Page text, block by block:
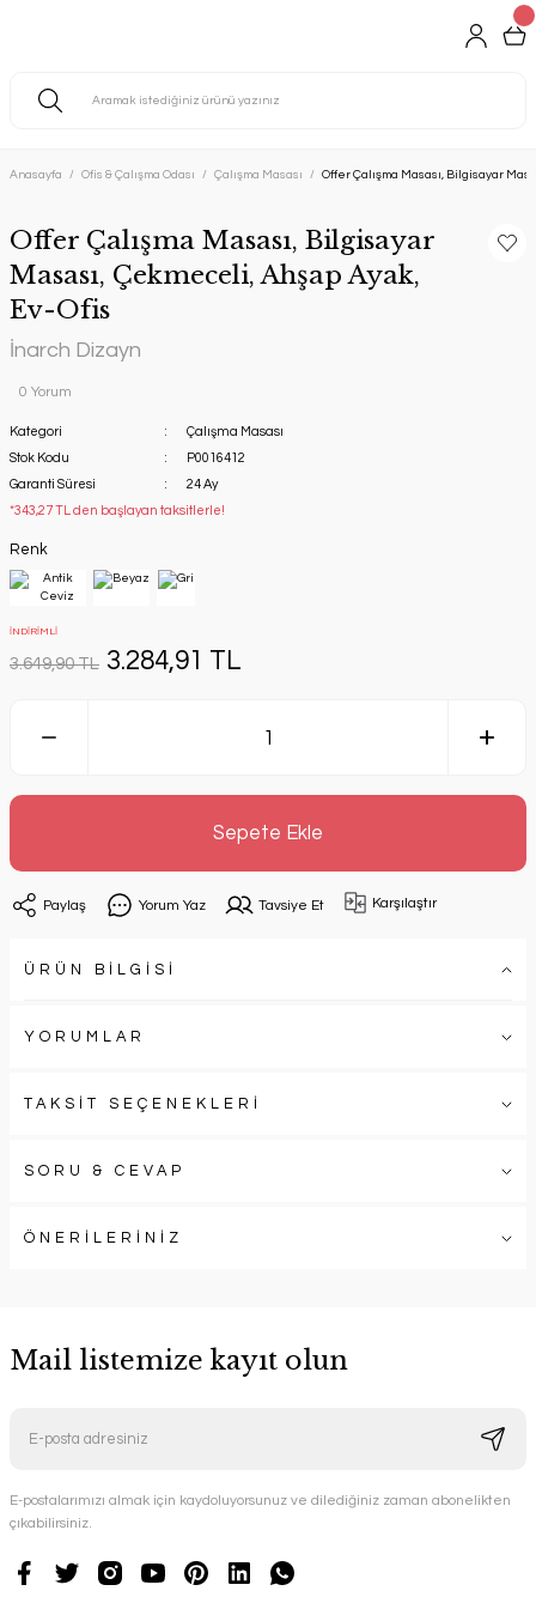
Anasayfa Ofis & Çalışma Odası Çalışma Masası Offer Çalışma Masası, Bilgisayar
Offer Çalışma Masası, Bilgisayar
Masası, Çekmeceli, Ahşap Ayak,
Ev-Ofis
İnarch Dizayn
0 Yorum
Kategori
Çalışma Masası
Stok Kodu
P0016412
Garanti Süresi
24 Ay
*343,27 TL den başlayan taksitlerle!
Renk
İNDİRİMLİ
3.649,90 TL 3.284,91 TL
Sepete Ekle
Paylaş Yorum Yaz Tavsiye Et Karşılaştır
ÜRÜN BİLGİSİ
YORUMLAR
TAKSİT SEÇENEKLERİ
SORU & CEVAP
ÖNERİLERİNİZ
Mail listemize kayıt olun
E-postalarımızı almak için kaydoluyorsunuz ve dilediğiniz zaman abonelikten
çıkabilirsiniz.